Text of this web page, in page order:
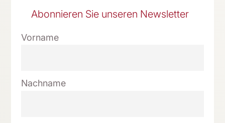
Abonnieren Sie unseren Newsletter
Vorname
Nachname